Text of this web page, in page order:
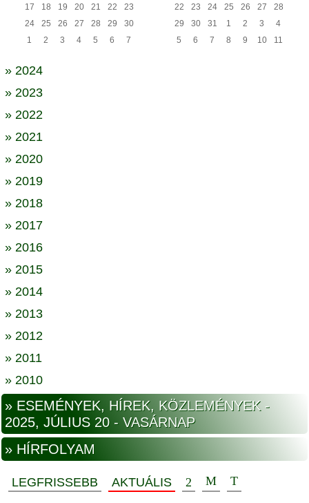
17
18 19 20 21 22
23
24
25 26 27 28 29
30
1
2 3 4 5 6 7
22
23 24 25 26 27
28
29
30 31 1 2 3
4
5
6 7 8 9 10 11
» 2024
» 2023
» 2022
» 2021
» 2020
» 2019
» 2018
» 2017
» 2016
» 2015
» 2014
» 2013
» 2012
» 2011
» 2010
» ESEMÉNYEK, HÍREK, KÖZLEMÉNYEK -
2025, JÚLIUS 20 - VASÁRNAP
» HÍRFOLYAM
LEGFRISSEBB AKTUÁLIS